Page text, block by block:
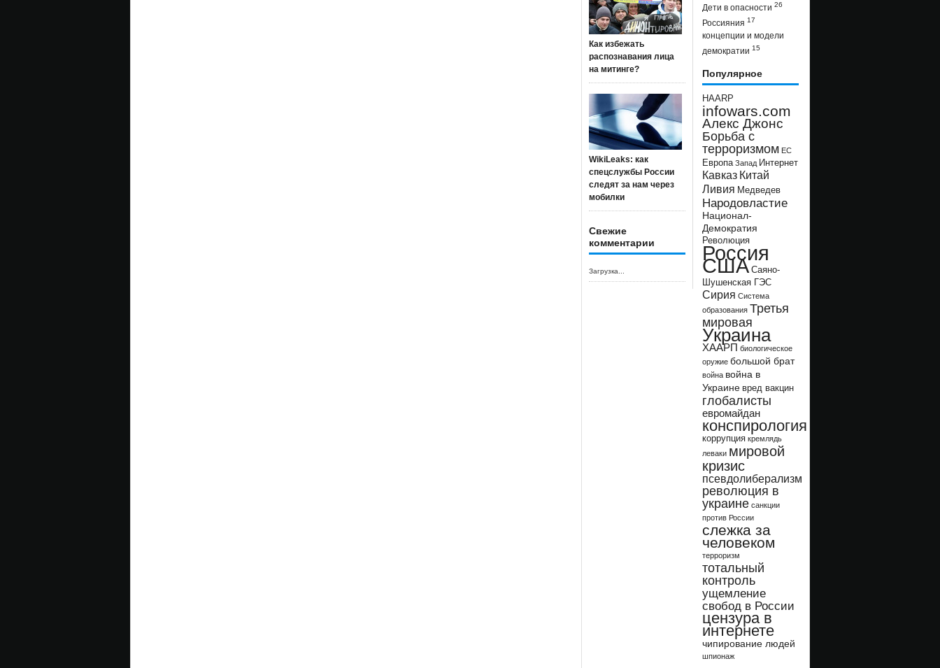
Как избежать
распознавания лица
на митинге?
WikiLeaks: как
спецслужбы России
следят за нам через
мобилки
Свежие
комментарии
Загрузка...
Дети в опасности 26
Россияния 17
концепции и модели
демократии 15
Популярное
HAARP
infowars.com
Алекс Джонс
Борьба с
терроризмом ЕС
Европа Запад Интернет
Кавказ Китай
Ливия Медведев
Народовластие
Национал-
Демократия
Революция
Россия
США Саяно-
Шушенская ГЭС
Сирия Система
образования Третья
мировая
Украина
ХААРП биологическое
оружие большой брат
война война в
Украине вред вакцин
глобалисты
евромайдан
конспирология
коррупция кремлядь
леваки мировой
кризис
псевдолиберализм
революция в
украине санкции
против России
слежка за
человеком
терроризм
тотальный
контроль
ущемление
свобод в России
цензура в
интернете
чипирование людей
шпионаж